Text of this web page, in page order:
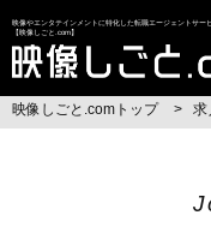
映像やエンタテインメントに特化した転職エージェントサー
【映像しごと.com】
映像しごと.comトップ